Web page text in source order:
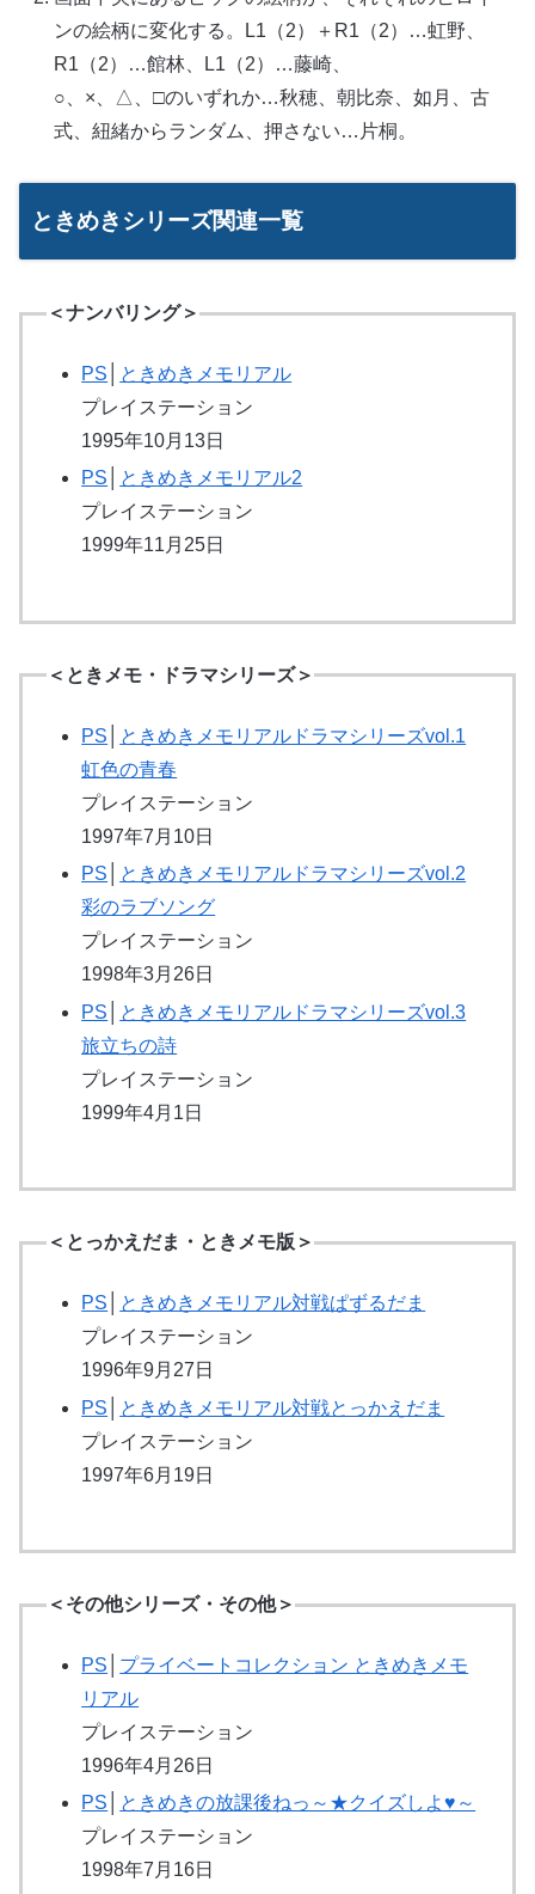
ンの絵柄に変化する。L1（2）＋R1（2）…虹野、
R1（2）…館林、L1（2）…藤崎、
○、×、△、□のいずれか…秋穂、朝比奈、如月、古
式、紐緒からランダム、押さない…片桐。
ときめきシリーズ関連一覧
＜ナンバリング＞
PS
ときめきメモリアル
プレイステーション
1995年10月13日
PS
ときめきメモリアル2
プレイステーション
1999年11月25日
＜ときメモ・ドラマシリーズ＞
PS
ときめきメモリアルドラマシリーズvol.1
虹色の青春
プレイステーション
1997年7月10日
PS
ときめきメモリアルドラマシリーズvol.2
彩のラブソング
プレイステーション
1998年3月26日
PS
ときめきメモリアルドラマシリーズvol.3
旅立ちの詩
プレイステーション
1999年4月1日
＜とっかえだま・ときメモ版＞
PS
ときめきメモリアル対戦ぱずるだま
プレイステーション
1996年9月27日
PS
ときめきメモリアル対戦とっかえだま
プレイステーション
1997年6月19日
＜その他シリーズ・その他＞
PS
プライベートコレクション ときめきメモ
リアル
プレイステーション
1996年4月26日
PS
ときめきの放課後ねっ～★クイズしよ♥～
プレイステーション
1998年7月16日